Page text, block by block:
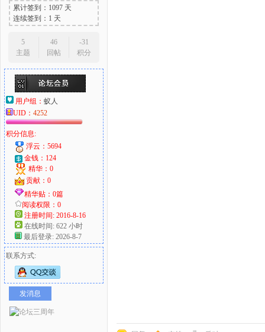
累计签到：1097 天
连续签到：1 天
5
主题
46
回帖
-31
积分
用户组： 蚁人
UID： 4252
积分信息:
浮云：5694
金钱：124
精华：0
贡献：0
精华贴：0篇
阅读权限：0
注册时间: 2016-8-16
在线时间: 622 小时
最后登录: 2026-8-7
联系方式:
发消息